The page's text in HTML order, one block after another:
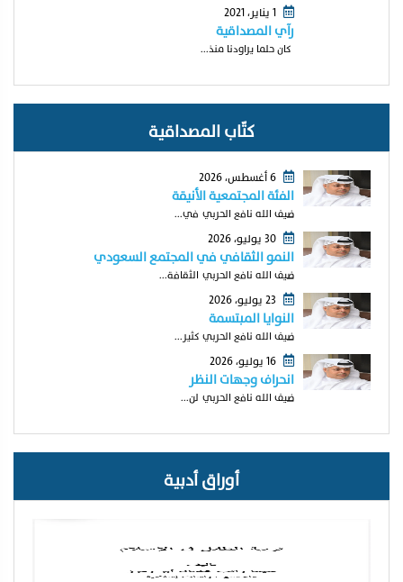
1 يناير، 2021
رآي المصداقية
كان حلما يراودنا منذ...
كتّاب المصداقية
6 أغسطس، 2026
الفئة المجتمعية الأنيقة
ضيف الله نافع الحربي في...
30 يوليو، 2026
النمو الثقافي في المجتمع السعودي
ضيف الله نافع الحربي الثقافة...
النوايا المبتسمة
ضيف الله نافع الحربي كثير...
16 يوليو، 2026
انحراف وجهات النظر
ضيف الله نافع الحربي لن...
أوراق أدبية